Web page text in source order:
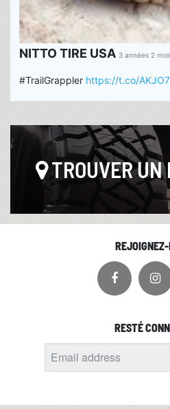
NITTO TIRE USA 3 années 2
#TrailGrappler https://t.co/
TROUVER UN
REJOIGNEZ-
RESTÉ